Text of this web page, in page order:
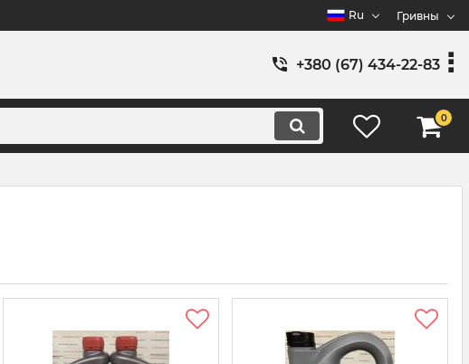
Ru Гривны
+380 (67) 434-22-83
0